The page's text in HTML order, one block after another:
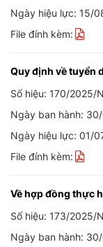
Ngày hiệu lực: 15/
File đính kèm:
Quy định về tuyển
Số hiệu: 170/2025/
Ngày ban hành:
Ngày hiệu lực: 01/
File đính kèm:
Về hợp đồng thực
Số hiệu: 173/2025/
Ngày ban hành: